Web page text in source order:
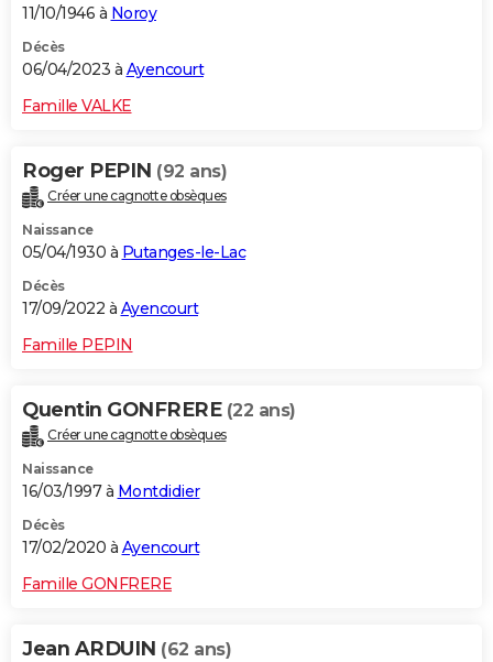
S'inscrire
Se connecter
Lycées
Collèges
Primaires
Universités
Entreprises
Service militaire
Avis de recherche
AVIS DE DÉCÈS
FORUM
11/10/1946 à Noroy
Décès
06/04/2023 à Ayencourt
Famille VALKE
Roger PEPIN (92 ans)
Créer une cagnotte obsèques
Naissance
05/04/1930 à Putanges-le-Lac
Décès
17/09/2022 à Ayencourt
Famille PEPIN
Quentin GONFRERE (22 ans)
Créer une cagnotte obsèques
Naissance
16/03/1997 à Montdidier
Décès
17/02/2020 à Ayencourt
Famille GONFRERE
Jean ARDUIN (62 ans)